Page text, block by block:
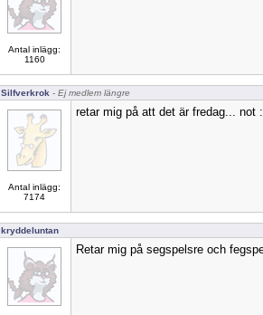
Antal inlägg:
1160
Silfverkrok - Ej medlem längre
Antal inlägg:
7174
retar mig på att det är fredag... not
kryddeluntan
Retar mig på segspelsre och